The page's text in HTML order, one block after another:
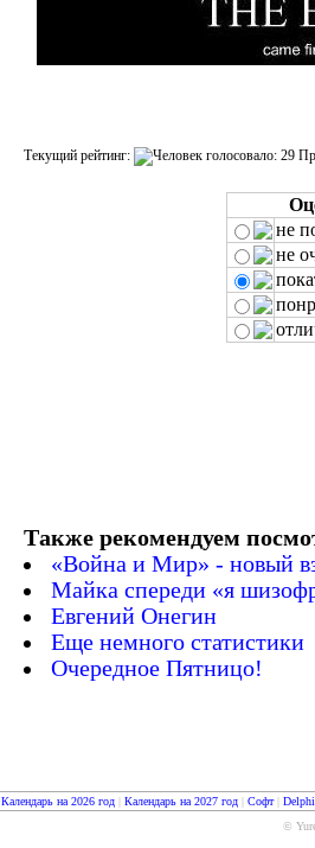
Текущий рейтинг:
не
не
Также рекомендуем
«Война и Мир» - новый
Майка спереди «я
Евгений Онегин
Еще немного статистики
Очередное Пятницо!
Календарь на 2026 год| Календарь на 2027 год| Софт|
©